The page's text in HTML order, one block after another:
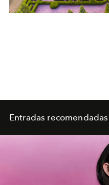
Entradas recomendadas